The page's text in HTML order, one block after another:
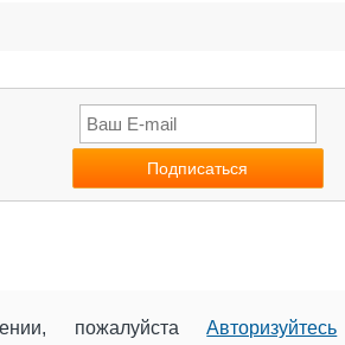
пожалуйстаАвторизуйтесь